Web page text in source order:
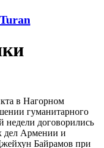
в Нагорном
гуманитарного
недели договорились
дел Армении и
Байрамов при